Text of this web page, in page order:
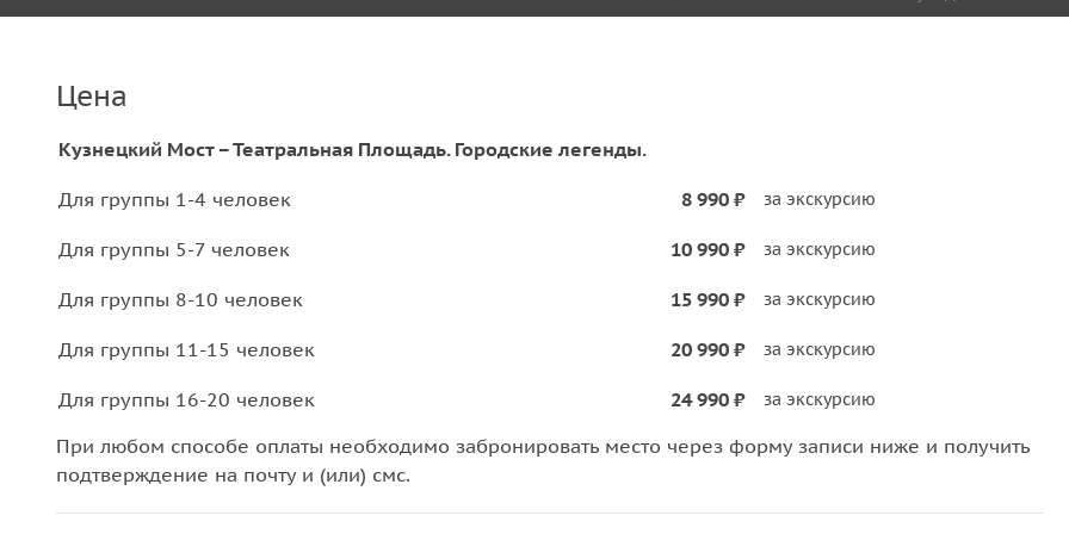
Цена
Кузнецкий Мост – Театральная Площадь. Городские легенды.
Для группы 1-4 человек 8 990 ₽ за экскурсию
Для группы 5-7 человек 10 990 ₽ за экскурсию
Для группы 8-10 человек 15 990 ₽ за экскурсию
Для группы 11-15 человек 20 990 ₽ за экскурсию
Для группы 16-20 человек 24 990 ₽ за экскурсию
При любом способе оплаты необходимо забронировать место через форму записи ниже и получить
подтверждение на почту и (или) смс.